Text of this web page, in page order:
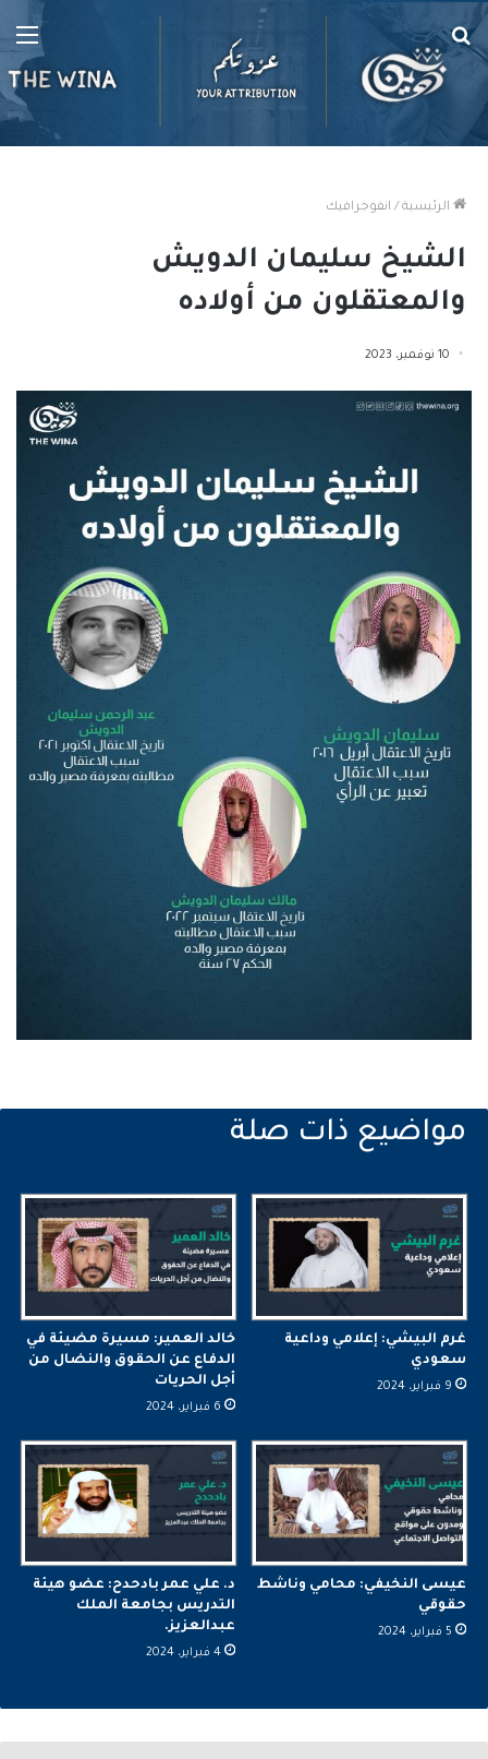
بحث
عن
الرئيسية / انفوجرافيك
الشيخ سليمان الدويش
والمعتقلون من أولاده
10 نوفمبر، 2023
غرم البيشي: إعلامي وداعية
سعودي
9 فبراير، 2024
خالد العمير: مسيرة مضيئة في
الدفاع عن الحقوق والنضال من
أجل الحريات
6 فبراير، 2024
عيسى النخيفي: محامي وناشط
حقوقي
5 فبراير، 2024
د. علي عمر بادحدح: عضو هيئة
التدريس بجامعة الملك
عبدالعزيز.
4 فبراير، 2024